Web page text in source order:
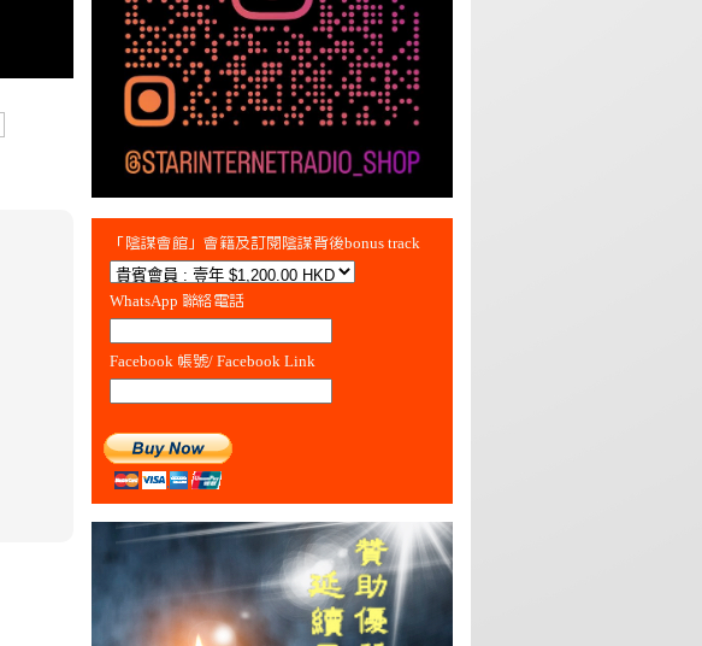
「陰謀會館」會籍及訂閱陰謀背後bonus track
WhatsApp 聯絡電話
Facebook 帳號/ Facebook Link